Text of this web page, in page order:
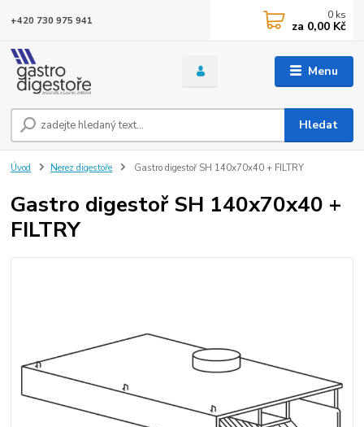
Menu
Hledat
+420 730 975 941 0 ks
za 0,00 Kč
Úvod Nerez digestoře Gastro digestoř SH 140x70x40 + FILTRY
Gastro digestoř SH 140x70x40 +
FILTRY